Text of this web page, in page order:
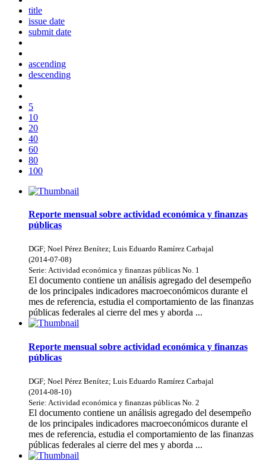
title
issue date
submit date
ascending
descending
5
10
20
40
60
80
100
Reporte mensual sobre actividad económica y finanzas
públicas
DGF; Noel Pérez Benítez; Luis Eduardo Ramírez Carbajal
(2014-07-08)
Serie: Actividad económica y finanzas públicas No. 1
El documento contiene un análisis agregado del desempeño
de los principales indicadores macroeconómicos durante el
mes de referencia, estudia el comportamiento de las finanzas
públicas federales al cierre del mes y aborda ...
Reporte mensual sobre actividad económica y finanzas
públicas
DGF; Noel Pérez Benítez; Luis Eduardo Ramírez Carbajal
(2014-08-10)
Serie: Actividad económica y finanzas públicas No. 2
El documento contiene un análisis agregado del desempeño
de los principales indicadores macroeconómicos durante el
mes de referencia, estudia el comportamiento de las finanzas
públicas federales al cierre del mes y aborda ...